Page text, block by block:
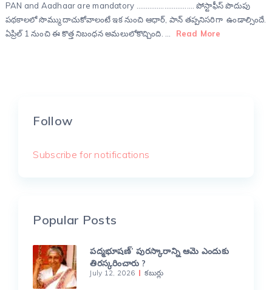
PAN and Aadhaar are mandatory …………………………. పోస్టాఫీస్ పొదుపు
పథకాలలో సొమ్ము దాచుకోవాలంటే ఇక నుంచి ఆధార్, పాన్ తప్పనిసరిగా ఉండాల్సిందే.
ఏప్రిల్ 1 నుంచి ఈ కొత్త నిబంధన అమలులోకొచ్చింది. …
Read More
Follow
Subscribe for notifications
Popular Posts
పద్మభూషణ్’ పురస్కారాన్ని ఆమె ఎందుకు
తిరస్కరించారు ?
July 12, 2026 కబుర్లు